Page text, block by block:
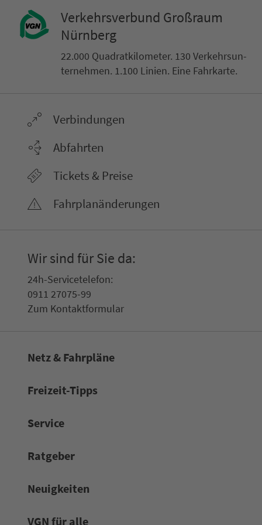
Ver­kehrs­ver­bund Groß­raum
Nürn­berg
22.000 Qua­drat­ki­lo­me­ter. 130 Ver­kehrs­un­
ter­neh­men. 1.100 Linien. Eine Fahr­kar­te.
Ver­bin­dungen
Abfahrten
Tickets & Preise
Fahr­plan­ände­rungen
Wir sind für Sie da:
24h-Ser­vice­te­le­fon:
0911 27075-99
Zum Kon­taktformular
Netz & Fahrpläne
Frei­zeit-Tipps
Service
Rat­ge­ber
Neuigkeiten
VGN für alle